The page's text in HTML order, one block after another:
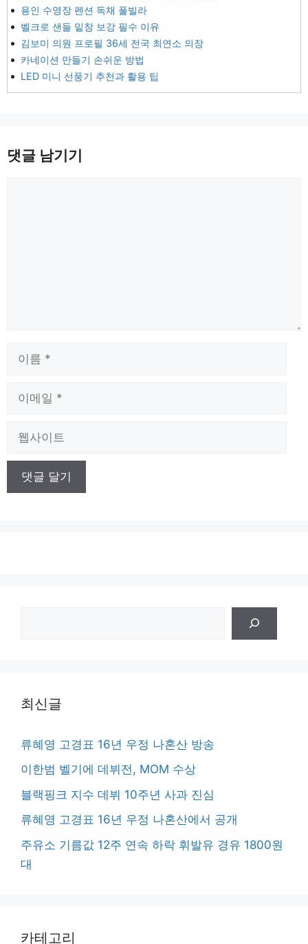
용인 수영장 펜션 독채 풀빌라
벨크로 샌들 밑창 보강 필수 이유
김보미 의원 프로필 36세 전국 최연소 의장
카네이션 만들기 손쉬운 방법
LED 미니 선풍기 추천과 활용 팁
댓글 남기기
최신글
류혜영 고경표 16년 우정 나혼산 방송
이한범 벨기에 데뷔전, MOM 수상
블랙핑크 지수 데뷔 10주년 사과 진심
류혜영 고경표 16년 우정 나혼산에서 공개
주유소 기름값 12주 연속 하락 휘발유 경유 1800원
대
카테고리